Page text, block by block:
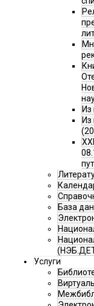
Из
Из
База
Услуги